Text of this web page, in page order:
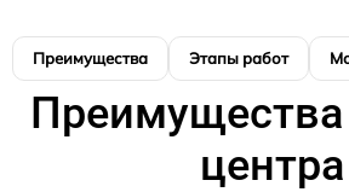
Преимущества Этапы работ
Преимущества
центра